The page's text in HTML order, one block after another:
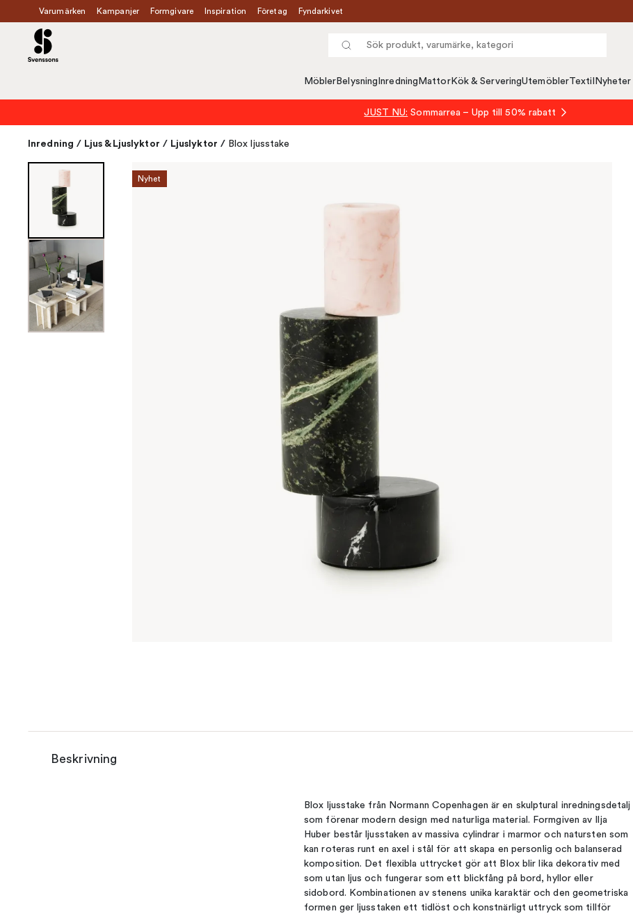
Varumärken Kampanjer Formgivare Inspiration Företag Fyndarkivet
Möbler Belysning Inredning MattorKök & ServeringUtemöblerTextil Nyheter
JUST NU: Sommarrea – Upp till 50% rabatt
Inredning / Ljus & Ljuslyktor / Ljuslyktor / Blox ljusstake
Nyhet
Beskrivning
Blox ljusstake från Normann Copenhagen är en skulptural inredningsdetalj
som förenar modern design med naturliga material. Formgiven av Ilja
Huber består ljusstaken av massiva cylindrar i marmor och natursten som
kan roteras runt en axel i stål för att skapa en personlig och balanserad
komposition. Det flexibla uttrycket gör att Blox blir lika dekorativ med
som utan ljus och fungerar som ett blickfång på bord, hyllor eller
sidobord. Kombinationen av stenens unika karaktär och den geometriska
formen ger ljusstaken ett tidlöst och konstnärligt uttryck som tillför